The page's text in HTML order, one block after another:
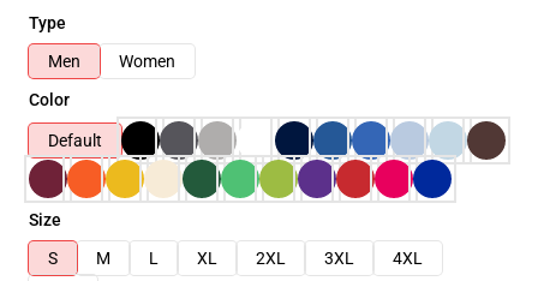
Type
Men
Women
Color
Default
Size
S
M L XL 2XL 3XL
4XL